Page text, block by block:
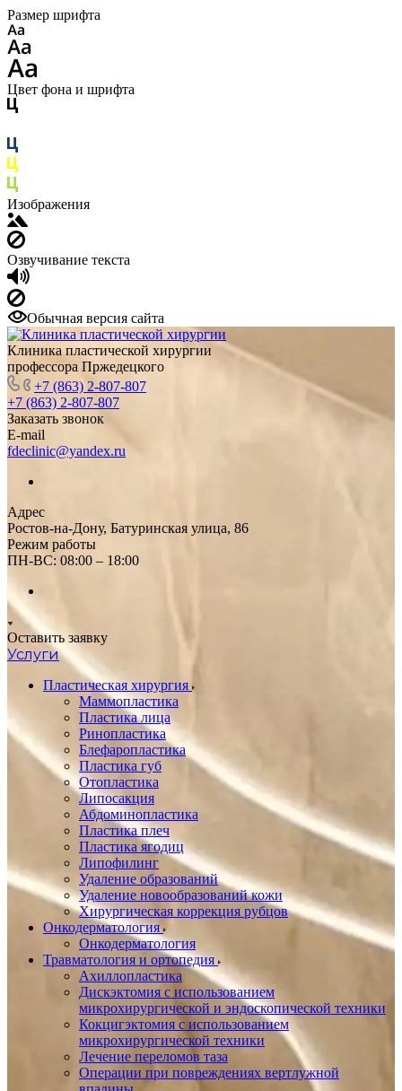
Размер шрифта
Цвет фона и шрифта
Изображения
Озвучивание текста
Обычная версия сайта
Клиника пластической хирургии
профессора Пржедецкого
+7 (863) 2-807-807
+7 (863) 2-807-807
Заказать звонок
E-mail
fdeclinic@yandex.ru
Адрес
Ростов-на-Дону, Батуринская улица, 86
Режим работы
ПН-ВС: 08:00 – 18:00
Оставить заявку
Услуги
Пластическая хирургия
Маммопластика
Пластика лица
Ринопластика
Блефаропластика
Пластика губ
Oтопластика
Липосакция
Абдоминопластика
Пластика плеч
Пластика ягодиц
Липофилинг
Удаление образований
Удаление новообразований кожи
Хирургическая коррекция рубцов
Онкодерматология
Онкодерматология
Травматология и ортопедия
Ахиллопластика
Дискэктомия с использованием
микрохирургической и эндоскопической техники
Кокцигэктомия с использованием
микрохирургической техники
Лечение переломов таза
Операции при повреждениях вертлужной